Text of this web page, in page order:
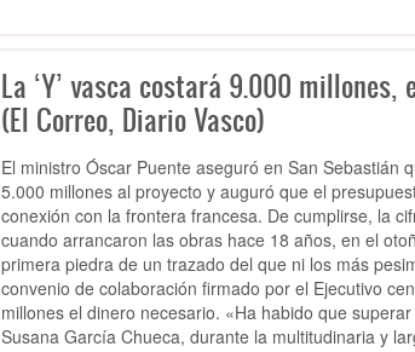
La ‘Y’ vasca costará 9.000
(El Correo, Diario Vasco)
El ministro Óscar Puente aseguró en San Sebastián
5.000 millones al proyecto y auguró que el
conexión con la frontera francesa. De cumplirse, la
cuando arrancaron las obras hace 18 años, en el
primera piedra de un trazado del que ni los más
convenio de colaboración firmado por el Ejecutivo
millones el dinero necesario. «Ha habido que
Susana García Chueca, durante la multitudinaria y